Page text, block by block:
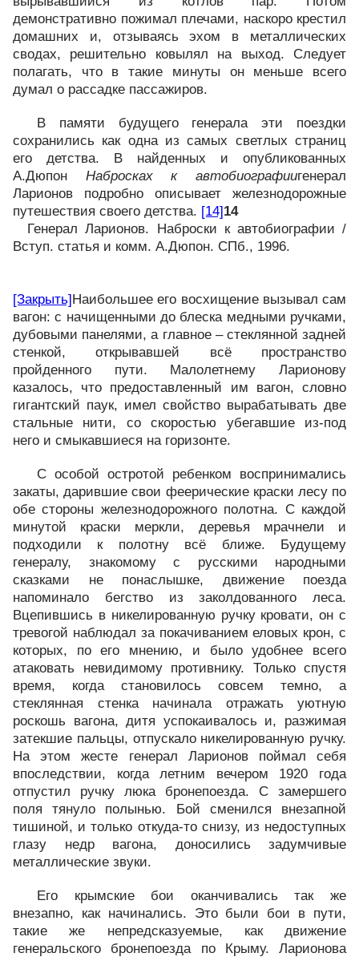
демонстративно пожимал плечами, наскоро крестил
домашних и, отзываясь эхом в металлических
сводах, решительно ковылял на выход. Следует
полагать, что в такие минуты он меньше всего
думал о рассадке пассажиров.
В памяти будущего генерала эти поездки
сохранились как одна из самых светлых страниц
его детства. В найденных и опубликованных
А.Дюпон Набросках к автобиографиигенерал
Ларионов подробно описывает железнодорожные
путешествия своего детства. [14]14
Генерал Ларионов. Наброски к автобиографии /
Вступ. статья и комм. А.Дюпон. СПб., 1996.
[Закрыть]Наибольшее его восхищение вызывал сам
вагон: с начищенными до блеска медными ручками,
дубовыми панелями, а главное – стеклянной задней
стенкой, открывавшей всё пространство
пройденного пути. Малолетнему Ларионову
казалось, что предоставленный им вагон, словно
гигантский паук, имел свойство вырабатывать две
стальные нити, со скоростью убегавшие из-под
него и смыкавшиеся на горизонте.
С особой остротой ребенком воспринимались
закаты, дарившие свои феерические краски лесу по
обе стороны железнодорожного полотна. С каждой
минутой краски меркли, деревья мрачнели и
подходили к полотну всё ближе. Будущему
генералу, знакомому с русскими народными
сказками не понаслышке, движение поезда
напоминало бегство из заколдованного леса.
Вцепившись в никелированную ручку кровати, он с
тревогой наблюдал за покачиванием еловых крон, с
которых, по его мнению, и было удобнее всего
атаковать невидимому противнику. Только спустя
время, когда становилось совсем темно, а
стеклянная стенка начинала отражать уютную
роскошь вагона, дитя успокаивалось и, разжимая
затекшие пальцы, отпускало никелированную ручку.
На этом жесте генерал Ларионов поймал себя
впоследствии, когда летним вечером 1920 года
отпустил ручку люка бронепоезда. С замершего
поля тянуло полынью. Бой сменился внезапной
тишиной, и только откуда-то снизу, из недоступных
глазу недр вагона, доносились задумчивые
металлические звуки.
Его крымские бои оканчивались так же
внезапно, как начинались. Это были бои в пути,
такие же непредсказуемые, как движение
генеральского бронепоезда по Крыму. Ларионова